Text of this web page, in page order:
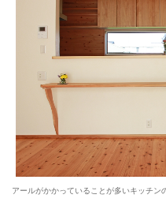
アールがかかっていることが多いキッチン